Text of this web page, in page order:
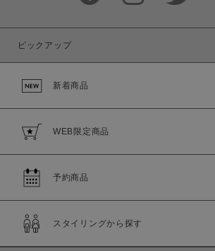
ピックアップ
新着商品
WEB限定商品
予約商品
スタイリングから探す